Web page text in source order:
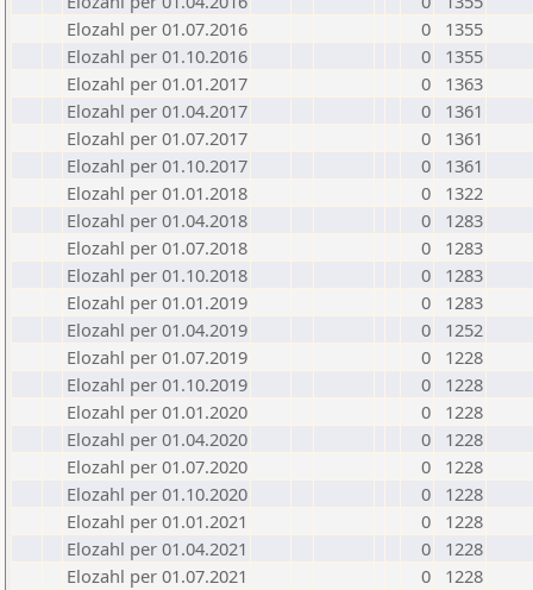
Elozahl per 01.07.2016
0
1355
Elozahl per 01.10.2016
0
1355
Elozahl per 01.01.2017
0
1363
Elozahl per 01.04.2017
0
1361
Elozahl per 01.07.2017
0
1361
Elozahl per 01.10.2017
0
1361
Elozahl per 01.01.2018
0
1322
Elozahl per 01.04.2018
0
1283
Elozahl per 01.07.2018
0
1283
Elozahl per 01.10.2018
0
1283
Elozahl per 01.01.2019
0
1283
Elozahl per 01.04.2019
0
1252
Elozahl per 01.07.2019
0
1228
Elozahl per 01.10.2019
0
1228
Elozahl per 01.01.2020
0
1228
Elozahl per 01.04.2020
0
1228
Elozahl per 01.07.2020
0
1228
Elozahl per 01.10.2020
0
1228
Elozahl per 01.01.2021
0
1228
Elozahl per 01.04.2021
0
1228
Elozahl per 01.07.2021
0
1228